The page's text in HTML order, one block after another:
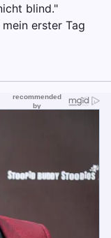
blind."
erster Tag